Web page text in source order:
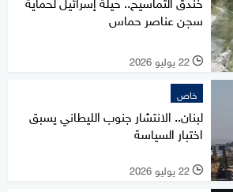
سجن عناصر حماس
l 22 يوليو 2026
خاص
لبنان.. الانتشار جنوب الليطاني يسبق
اختبار السياسة
l 22 يوليو 2026